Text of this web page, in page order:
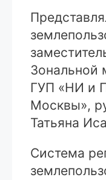
Зональной
ГУП «НИ и
Москвы»,
Татьяна
Система